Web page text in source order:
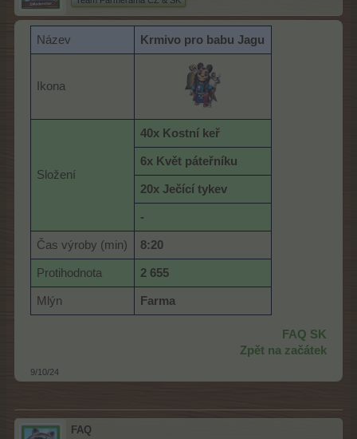
Název Krmivo pro babu Jagu
Ikona
Složení
40x Kostní keř
6x Květ páteřníku
20x Ječící tykev
-
Čas výroby (min) 8:20
Protihodnota 2 655
Mlýn Farma
FAQ SK
Zpět na začátek
9/10/24
FAQ